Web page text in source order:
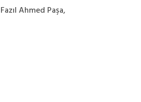
Ahmed Paşa,